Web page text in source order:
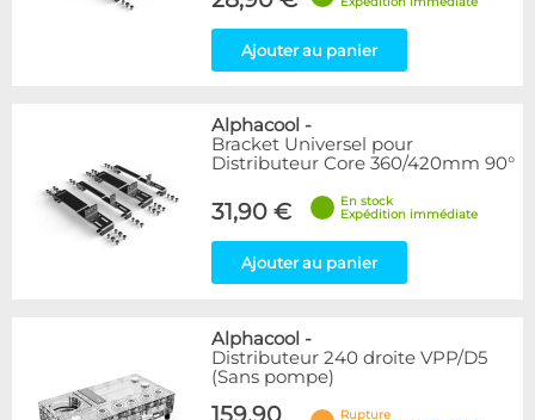
Ajouter au panier
Alphacool -
Bracket Universel pour
Distributeur Core 360/420mm 90°
31,90 €
En stock
Expédition immédiate
Ajouter au panier
Alphacool -
Distributeur 240 droite VPP/D5
(Sans pompe)
Rupture